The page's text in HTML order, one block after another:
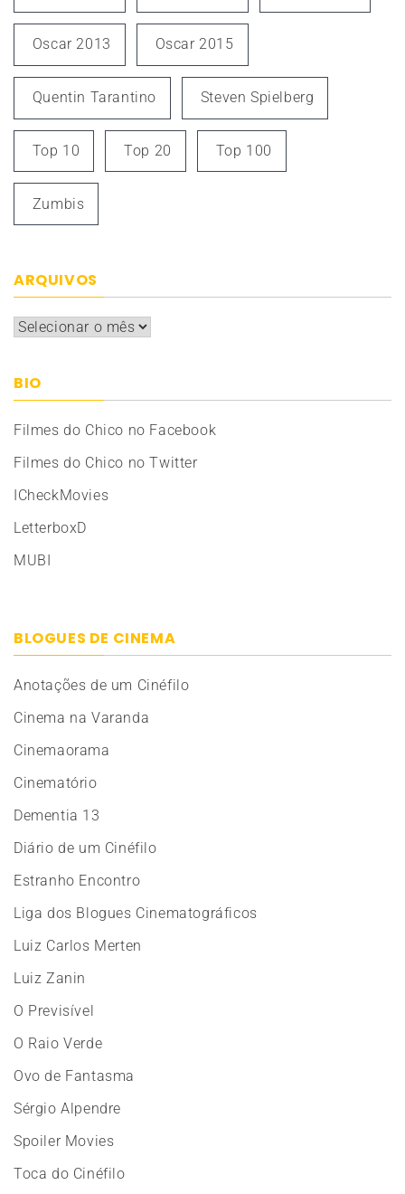
Oscar 2013 Oscar 2015
Quentin Tarantino Steven Spielberg
Top 10 Top 20 Top 100
Zumbis
ARQUIVOS
Arquivos
BIO
Filmes do Chico no Facebook
Filmes do Chico no Twitter
ICheckMovies
LetterboxD
MUBI
BLOGUES DE CINEMA
Anotações de um Cinéfilo
Cinema na Varanda
Cinemaorama
Cinematório
Dementia 13
Diário de um Cinéfilo
Estranho Encontro
Liga dos Blogues Cinematográficos
Luiz Carlos Merten
Luiz Zanin
O Previsível
O Raio Verde
Ovo de Fantasma
Sérgio Alpendre
Spoiler Movies
Toca do Cinéfilo